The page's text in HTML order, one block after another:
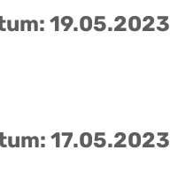
19.05.2023
17.05.2023